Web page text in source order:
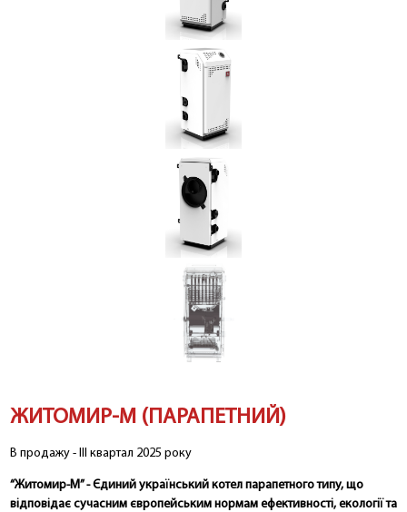
ЖИТОМИР-М (ПАРАПЕТНИЙ)
В продажу - ІІІ квартал 2025 року
“Житомир-М” - Єдиний український котел парапетного типу, що
відповідає сучасним європейським нормам ефективності, екології та